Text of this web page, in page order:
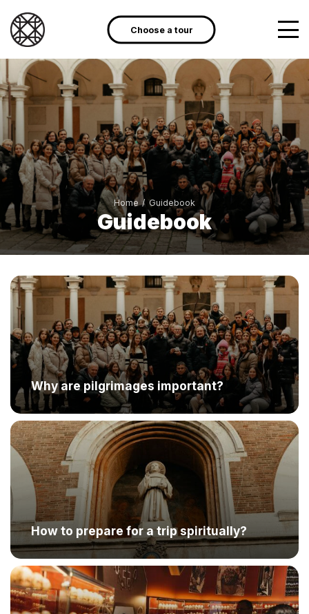
Choose a tour
Home / Guidebook
Guidebook
Why are pilgrimages important?
How to prepare for a trip spiritually?